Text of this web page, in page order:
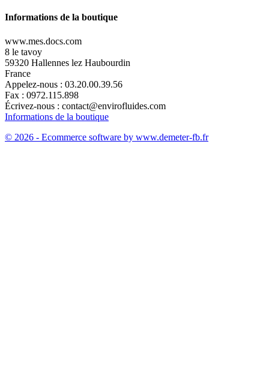
Informations de la boutique
www.mes.docs.com
8 le tavoy
59320 Hallennes lez Haubourdin
France
Appelez-nous : 03.20.00.39.56
Fax : 0972.115.898
Écrivez-nous : contact@envirofluides.com
Informations de la boutique
© 2026 - Ecommerce software by www.demeter-fb.fr